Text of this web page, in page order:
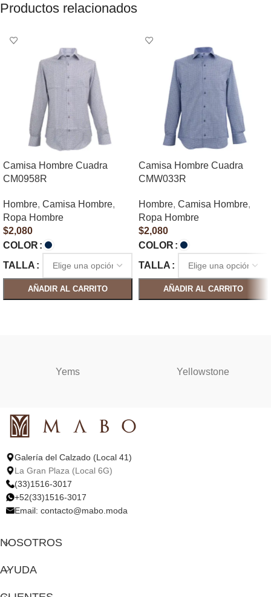
Productos relacionados
Camisa Hombre Cuadra
CM0958R
Hombre, Camisa Hombre,
Ropa Hombre
$2,080
COLOR
TALLA
AÑADIR AL CARRITO
Camisa Hombre Cuadra
CMW033R
Hombre, Camisa Hombre,
Ropa Hombre
$2,080
COLOR
TALLA
AÑADIR AL CARRITO
Yems Yellowstone
Galería del Calzado (Local 41)
La Gran Plaza (Local 6G)
(33)1516-3017
+52(33)1516-3017
Email: contacto@mabo.moda
NOSOTROS
AYUDA